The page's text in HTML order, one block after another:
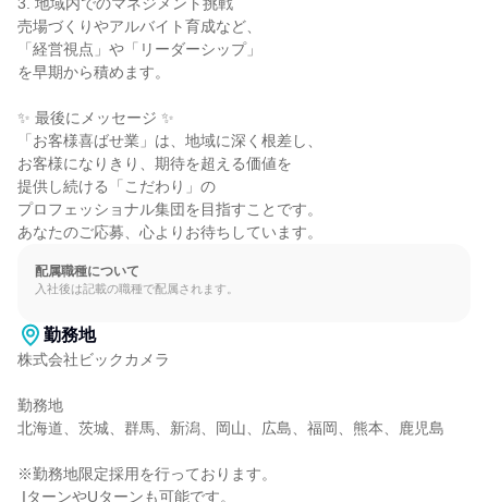
売場づくりやアルバイト育成など、
「経営視点」や「リーダーシップ」
を早期から積めます。
✨ 最後にメッセージ ✨
「お客様喜ばせ業」は、地域に深く根差し、
お客様になりきり、期待を超える価値を
提供し続ける「こだわり」の
プロフェッショナル集団を目指すことです。
あなたのご応募、心よりお待ちしています。
配属職種について
入社後は記載の職種で配属されます。
勤務地
株式会社ビックカメラ
勤務地
北海道、茨城、群馬、新潟、岡山、広島、福岡、熊本、鹿児島
※勤務地限定採用を行っております。